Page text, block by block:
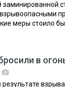
заминированной
взрывоопасными
меры стоило бы
в